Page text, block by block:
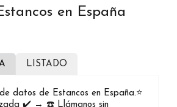
en España
LISTADO
datos de Estancos en España.⭐️
✔️ → ☎️ Llámanos sin